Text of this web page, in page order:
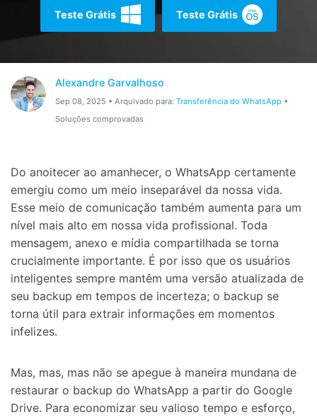
Ver Todos Os Aplicativos
Centro de Ajuda
Proteção do celular
EntrarTeste Grátis Teste Grátis
Alexandre Garvalhoso
Sep 08, 2025 • Arquivado para: Transferência do WhatsApp•
Soluções comprovadas
Do anoitecer ao amanhecer, o WhatsApp certamente
emergiu como um meio inseparável da nossa vida.
Esse meio de comunicação também aumenta para um
nível mais alto em nossa vida profissional. Toda
mensagem, anexo e mídia compartilhada se torna
crucialmente importante. É por isso que os usuários
inteligentes sempre mantêm uma versão atualizada de
seu backup em tempos de incerteza; o backup se
torna útil para extrair informações em momentos
infelizes.
Mas, mas, mas não se apegue à maneira mundana de
restaurar o backup do WhatsApp a partir do Google
Drive. Para economizar seu valioso tempo e esforço,